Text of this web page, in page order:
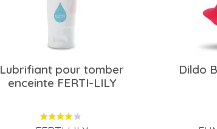
Lubrifiant pour tomber
enceinte FERTI-LILY
Dildo